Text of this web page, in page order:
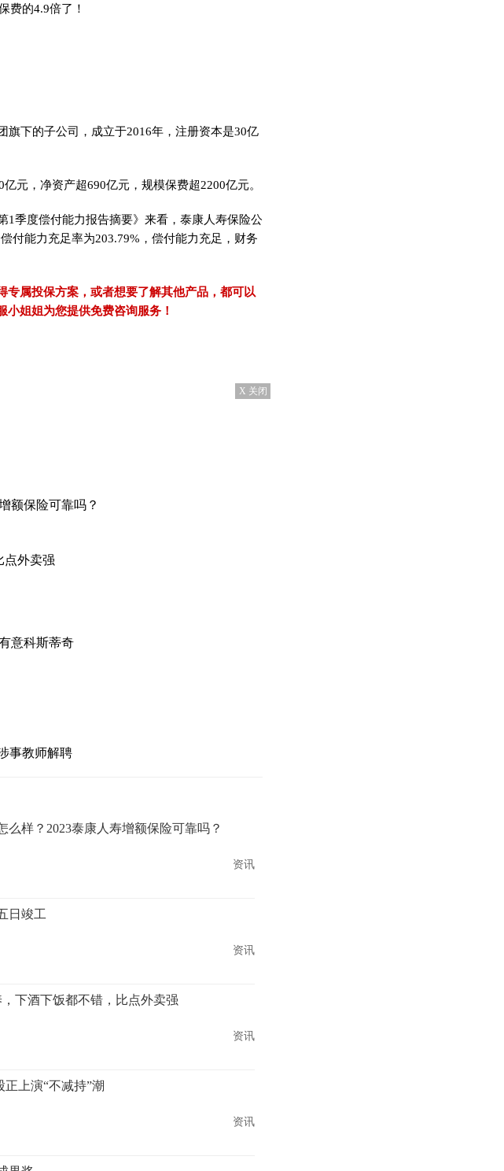
费的4.9倍了！
旗下的子公司，成立于2016年，注册资本是30亿
元，净资产超690亿元，规模保费超2200亿元。
1季度偿付能力报告摘要》来看，泰康人寿保险公
付能力充足率为203.79%，偿付能力充足，财务
属投保方案，或者想要了解其他产品，都可以
姐姐为您提供免费咨询服务！
X 关闭
额保险可靠吗？
点外卖强
意科斯蒂奇
事教师解聘
样？2023泰康人寿增额保险可靠吗？
资讯
日竣工
资讯
下酒下饭都不错，比点外卖强
资讯
上演“不减持”潮
资讯